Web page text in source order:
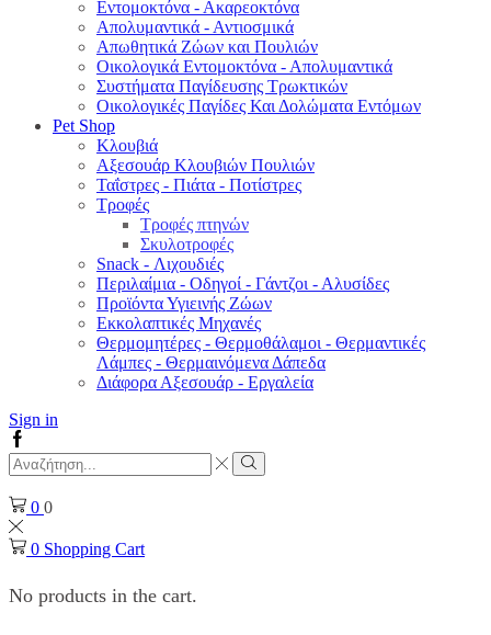
Εντομοκτόνα - Ακαρεοκτόνα
Απολυμαντικά - Αντιοσμικά
Απωθητικά Ζώων και Πουλιών
Οικολογικά Εντομοκτόνα - Απολυμαντικά
Συστήματα Παγίδευσης Τρωκτικών
Οικολογικές Παγίδες Και Δολώματα Εντόμων
Pet Shop
Κλουβιά
Αξεσουάρ Κλουβιών Πουλιών
Ταΐστρες - Πιάτα - Ποτίστρες
Τροφές
Τροφές πτηνών
Σκυλοτροφές
Snack - Λιχουδιές
Περιλαίμια - Οδηγοί - Γάντζοι - Αλυσίδες
Προϊόντα Υγιεινής Ζώων
Εκκολαπτικές Μηχανές
Θερμομητέρες - Θερμοθάλαμοι - Θερμαντικές
Λάμπες - Θερμαινόμενα Δάπεδα
Διάφορα Αξεσουάρ - Εργαλεία
Sign in
Facebook
Search
input
Search
0 0
0 Shopping Cart
No products in the cart.